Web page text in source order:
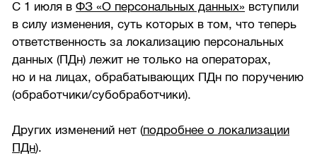
С 1 июля вФЗ «О персональных данных» вступили
в силу изменения, суть которых в том, что теперь
ответственность за локализацию персональных
данных (ПДн) лежит не только на операторах,
но и на лицах, обрабатывающих ПДн по поручению
(обработчики/субобработчики).
Других изменений нет (подробнее о локализации
ПДн).